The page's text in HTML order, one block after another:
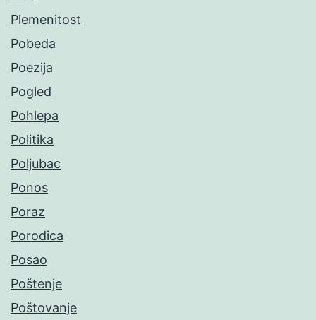
Plemenitost
Pobeda
Poezija
Pogled
Pohlepa
Politika
Poljubac
Ponos
Poraz
Porodica
Posao
Poštenje
Poštovanje